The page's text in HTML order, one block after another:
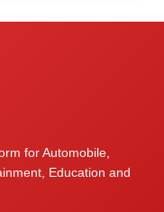
for Automobile,
Education and